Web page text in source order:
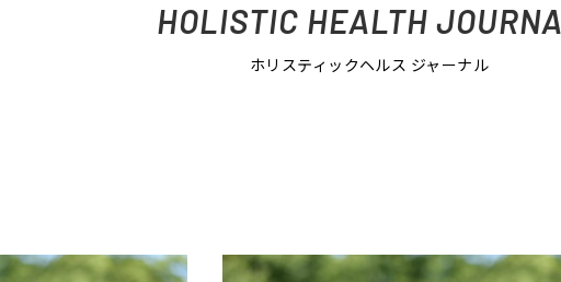
HOLISTIC HEALTH
ホリスティックヘルス ジャーナル